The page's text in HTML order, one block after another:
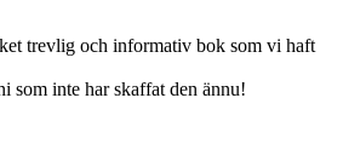
trevlig och informativ bok som vi haft
som inte har skaffat den ännu!